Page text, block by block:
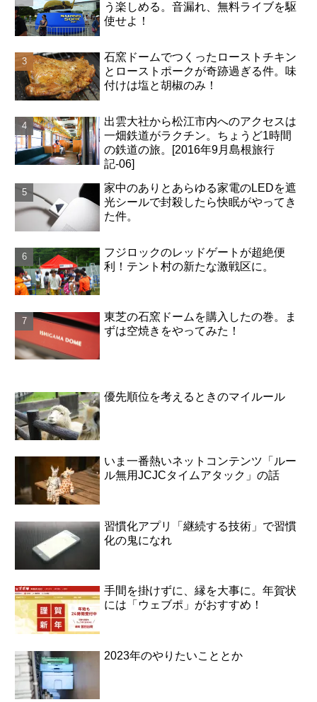
う楽しめる。音漏れ、無料ライブを駆
使せよ！
石窯ドームでつくったローストチキン
とローストポークが奇跡過ぎる件。味
付けは塩と胡椒のみ！
出雲大社から松江市内へのアクセスは
一畑鉄道がラクチン。ちょうど1時間
の鉄道の旅。[2016年9月島根旅行
記-06]
家中のありとあらゆる家電のLEDを遮
光シールで封殺したら快眠がやってき
た件。
フジロックのレッドゲートが超絶便
利！テント村の新たな激戦区に。
東芝の石窯ドームを購入したの巻。ま
ずは空焼きをやってみた！
優先順位を考えるときのマイルール
いま一番熱いネットコンテンツ「ルー
ル無用JCJCタイムアタック」の話
習慣化アプリ「継続する技術」で習慣
化の鬼になれ
手間を掛けずに、縁を大事に。年賀状
には「ウェブポ」がおすすめ！
2023年のやりたいこととか